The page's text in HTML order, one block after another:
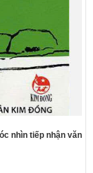
nhìn tiếp nhận văn